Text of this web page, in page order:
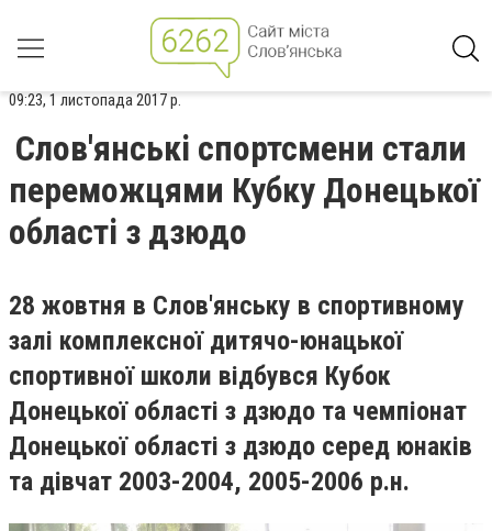
09:23, 1 листопада 2017 р.
Слов'янські спортсмени стали
переможцями Кубку Донецької
області з дзюдо
28 жовтня в Слов'янську в спортивному
залі комплексної дитячо-юнацької
спортивної школи відбувся Кубок
Донецької області з дзюдо та чемпіонат
Донецької області з дзюдо серед юнаків
та дівчат 2003-2004, 2005-2006 р.н.